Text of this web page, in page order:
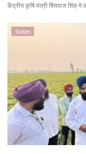
केंद्रीय कृषि मंत्री शिवराज सिंह
States